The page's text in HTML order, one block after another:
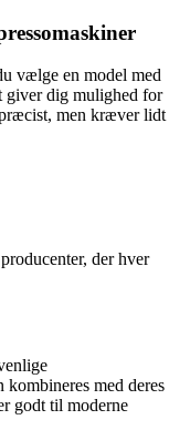
vælge en model med
giver dig mulighed for
men kræver lidt
der hver
med deres
godt til moderne